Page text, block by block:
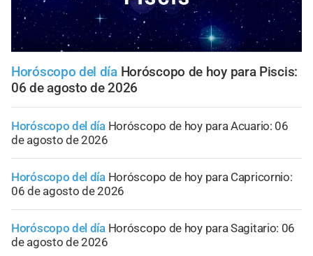
Horóscopo del día Horóscopo de hoy para Piscis:
06 de agosto de 2026
Horóscopo del día Horóscopo de hoy para Acuario: 06
de agosto de 2026
Horóscopo del día Horóscopo de hoy para Capricornio:
06 de agosto de 2026
Horóscopo del día Horóscopo de hoy para Sagitario: 06
de agosto de 2026